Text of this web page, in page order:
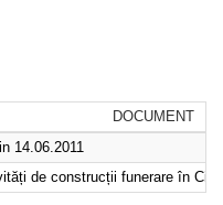
DOCUMENT
14.06.2011
de construcții funerare în